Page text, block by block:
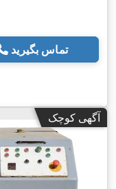
تماس بگیرید
آگهی کوچک